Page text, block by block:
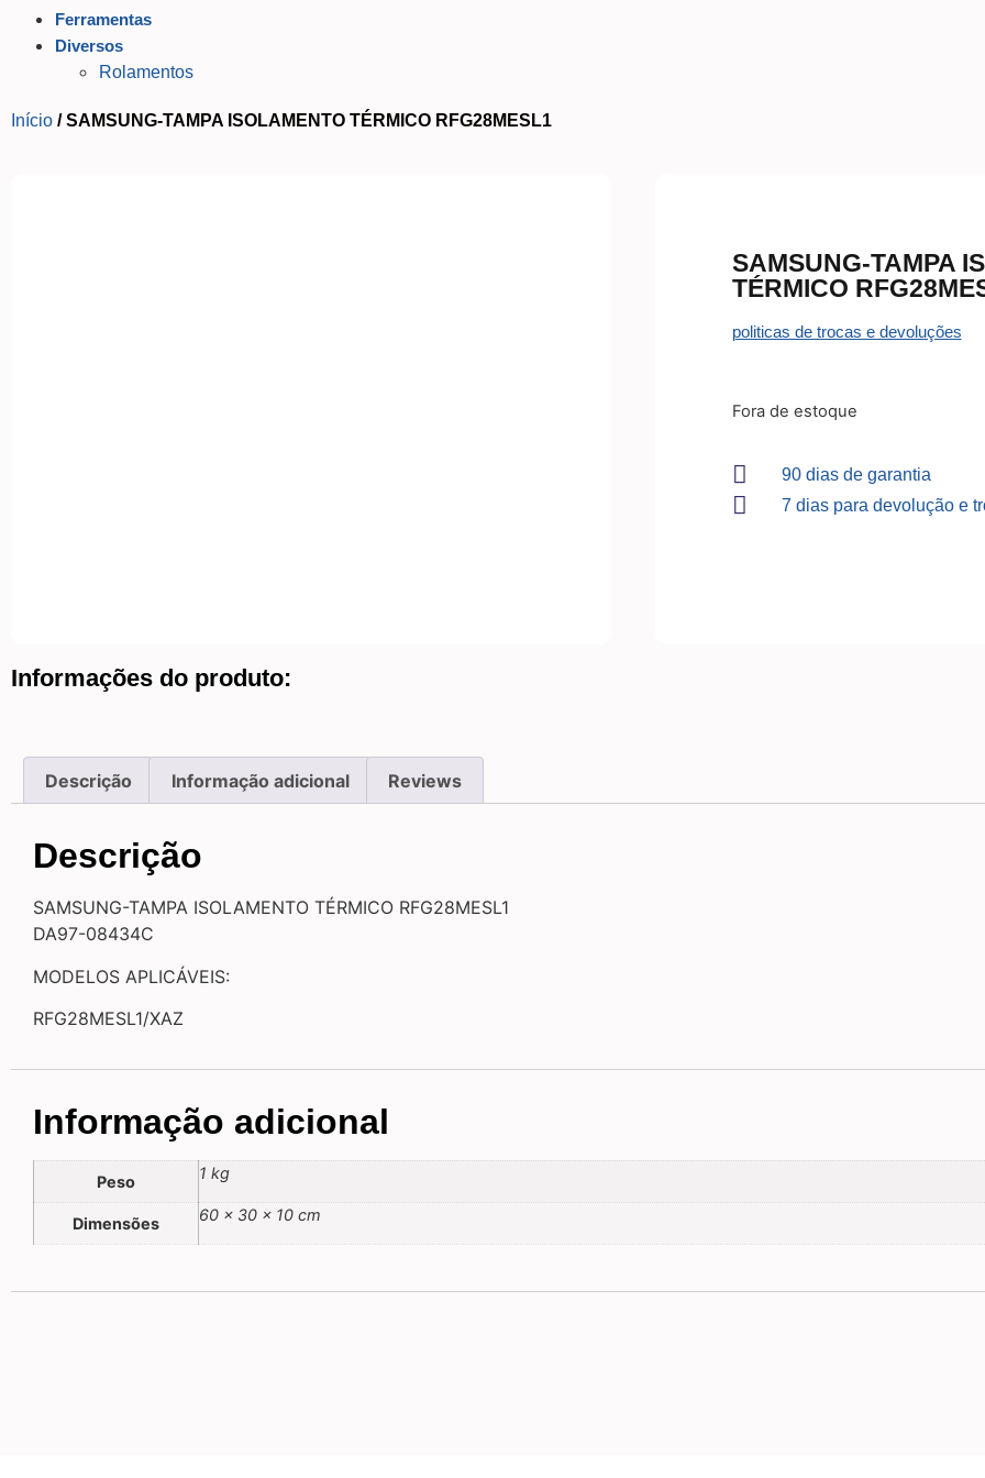
Ferramentas
Diversos
Rolamentos
Início / SAMSUNG-TAMPA ISOLAMENTO TÉRMICO RFG28MESL1
SAMSUNG-TAMPA
TÉRMICO
politicas de trocas e devoluções
Fora de estoque
90 dias de garantia
7 dias para devolução e
Informações do produto:
Descrição Informação adicional Reviews
Descrição
SAMSUNG-TAMPA ISOLAMENTO TÉRMICO RFG28MESL1
DA97-08434C
MODELOS APLICÁVEIS:
RFG28MESL1/XAZ
Informação adicional
Peso 1 kg
Dimensões 60 × 30 × 10 cm